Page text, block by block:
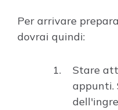
Per arrivare
dovrai quindi:
Stare
appunti.